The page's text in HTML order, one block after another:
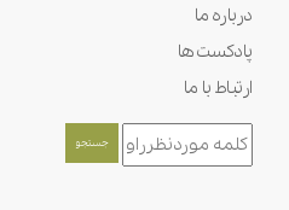
درباره ما
پادکست ها
ارتباط با ما